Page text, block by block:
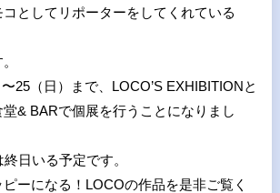
としてリポーターをしてくれている
25（日）まで、LOCO’S EXHIBITIONと
& BARで個展を行うことになりまし
日いる予定です。
ーになる！LOCOの作品を是非ご覧く